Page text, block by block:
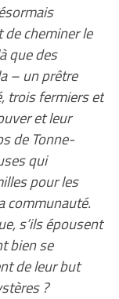
cheminer le
que des
– un prêtre
trois fermiers et
et leur
de Tonne-
qui
pour les
communauté.
s’ils épousent
bien se
de leur but
?